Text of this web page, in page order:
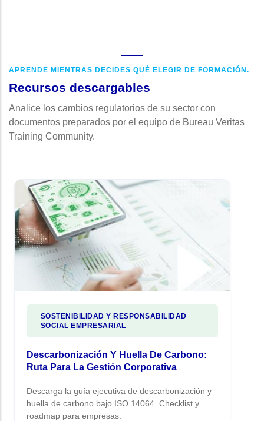
APRENDE MIENTRAS DECIDES QUÉ ELEGIR DE FORMACIÓN.
Recursos descargables
Analice los cambios regulatorios de su sector con
documentos preparados por el equipo de Bureau Veritas
Training Community.
SOSTENIBILIDAD Y RESPONSABILIDAD
SOCIAL EMPRESARIAL
Descarbonización Y Huella De Carbono:
Ruta Para La Gestión Corporativa
Descarga la guía ejecutiva de descarbonización y
huella de carbono bajo ISO 14064. Checklist y
roadmap para empresas.